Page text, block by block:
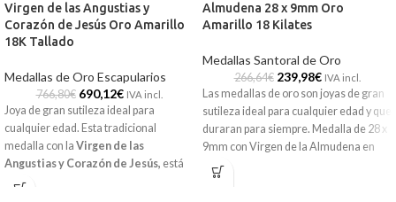
Virgen de las Angustias y
Corazón de Jesús Oro Amarillo
18K Tallado
Medallas de Oro Escapularios
766,80€ 690,12€ IVA incl.
Joya de gran sutileza ideal para
cualquier edad. Esta tradicional
medalla con la Virgen de las
Angustias y Corazón de Jesús, está
realizada en
Almudena 28 x 9mm Oro
Amarillo 18 Kilates
Medallas Santoral de Oro
266,64€ 239,98€ IVA incl.
Las medallas de oro son joyas de gran
sutileza ideal para cualquier edad y que
duraran para siempre. Medalla de 28 x
9mm con Virgen de la Almudena en
Oro Amarillo de 18 kilates y precioso
forma en silueta.